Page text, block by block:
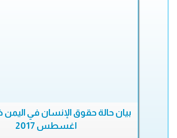
بيان حالة حقوق الإنسان في
اغسطس 2017